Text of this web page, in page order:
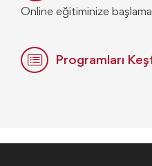
Online eğitiminize
Programları